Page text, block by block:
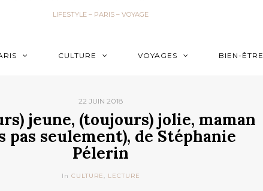
LIFESTYLE – PARIS – VOYAGE
CULTURE VOYAGES BIEN-ÊTRE
22 JUIN 2018
jeune, (toujours) jolie, maman
pas seulement), de Stéphanie
Pélerin
In CULTURE, LECTURE